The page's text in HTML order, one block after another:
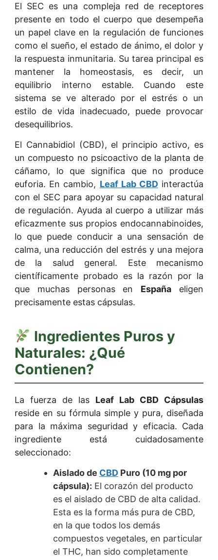
El SEC es una compleja red de receptores
presente en todo el cuerpo que desempeña
un papel clave en la regulación de funciones
como el sueño, el estado de ánimo, el dolor y
la respuesta inmunitaria. Su tarea principal es
mantener la homeostasis, es decir, un
equilibrio interno estable. Cuando este
sistema se ve alterado por el estrés o un
estilo de vida inadecuado, puede provocar
desequilibrios.
El Cannabidiol (CBD), el principio activo, es
un compuesto no psicoactivo de la planta de
cáñamo, lo que significa que no produce
euforia. En cambio, Leaf Lab CBDinteractúa
con el SEC para apoyar su capacidad natural
de regulación. Ayuda al cuerpo a utilizar más
eficazmente sus propios endocannabinoides,
lo que puede conducir a una sensación de
calma, una reducción del estrés y una mejora
de la salud general. Este mecanismo
científicamente probado es la razón por la
que muchas personas en España eligen
precisamente estas cápsulas.
Ingredientes Puros y
Naturales: ¿Qué
Contienen?
La fuerza de las Leaf Lab CBD Cápsulas
reside en su fórmula simple y pura, diseñada
para la máxima seguridad y eficacia. Cada
ingrediente está cuidadosamente
seleccionado:
Aislado de CBD Puro (10 mg por
cápsula): El corazón del producto
es el aislado de CBD de alta calidad.
Esta es la forma más pura de CBD,
en la que todos los demás
compuestos vegetales, en particular
el THC, han sido completamente